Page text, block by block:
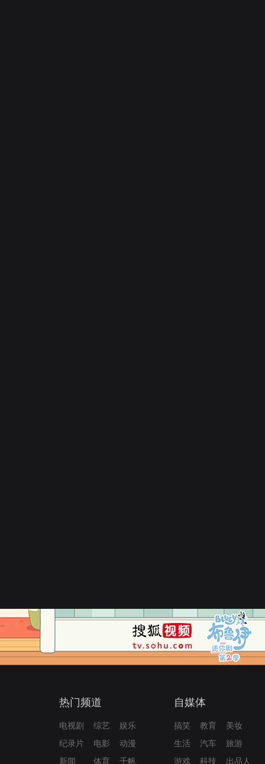
热门频道
电视剧 综艺
娱乐
纪录片
电影
动漫
新闻
体育 千帆
自媒体
搞笑 教育
美妆
生活
汽车
旅游
游戏
科技 出品人